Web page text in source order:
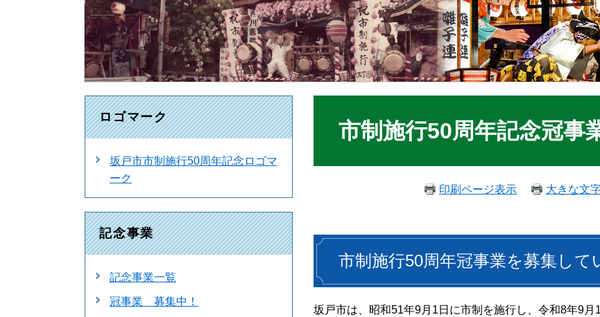
市制施行50周年記念冠事
印刷ページ表示 大きな文
市制施行50周年冠事業を募集して
坂戸市は、昭和51年9月1日に市制を施行し、令和8年9月
ロゴマーク
坂戸市市制施行50周年記念ロゴマ
ーク
記念事業
記念事業一覧
冠事業 募集中！